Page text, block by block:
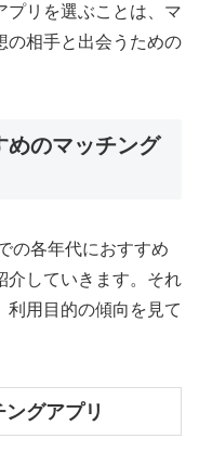
プリを選ぶことは、マ
の相手と出会うための
めのマッチング
の各年代におすすめ
介していきます。それ
利用目的の傾向を見て
グアプリ